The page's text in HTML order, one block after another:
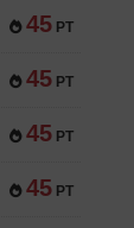
45 PT
45 PT
45 PT
45 PT